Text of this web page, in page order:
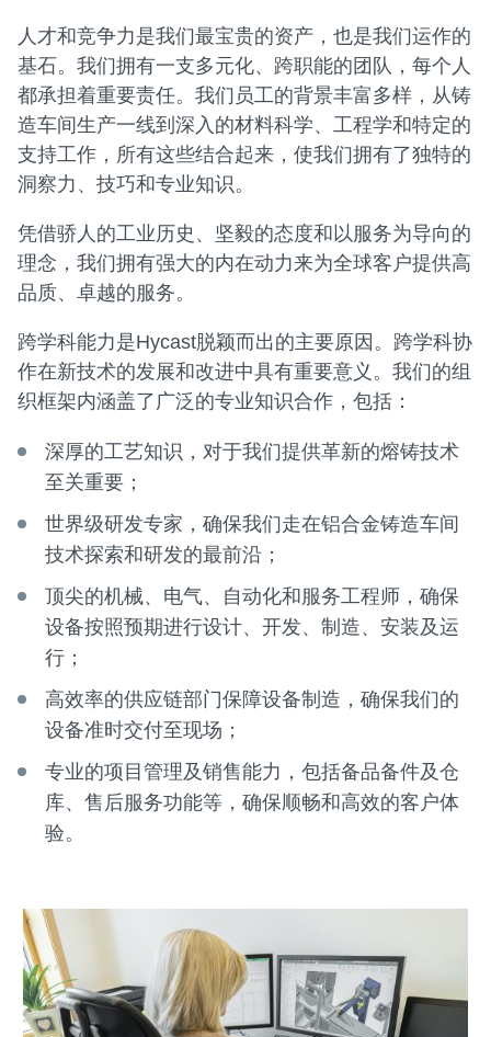
人才和竞争力是我们最宝贵的资产，也是我们运作的
基石。我们拥有一支多元化、跨职能的团队，每个人
都承担着重要责任。我们员工的背景丰富多样，从铸
造车间生产一线到深入的材料科学、工程学和特定的
支持工作，所有这些结合起来，使我们拥有了独特的
洞察力、技巧和专业知识。
凭借骄人的工业历史、坚毅的态度和以服务为导向的
理念，我们拥有强大的内在动力来为全球客户提供高
品质、卓越的服务。
跨学科能力是Hycast脱颖而出的主要原因。跨学科协
作在新技术的发展和改进中具有重要意义。我们的组
织框架内涵盖了广泛的专业知识合作，包括：
深厚的工艺知识，对于我们提供革新的熔铸技术
至关重要；
世界级研发专家，确保我们走在铝合金铸造车间
技术探索和研发的最前沿；
顶尖的机械、电气、自动化和服务工程师，确保
设备按照预期进行设计、开发、制造、安装及运
行；
高效率的供应链部门保障设备制造，确保我们的
设备准时交付至现场；
专业的项目管理及销售能力，包括备品备件及仓
库、售后服务功能等，确保顺畅和高效的客户体
验。